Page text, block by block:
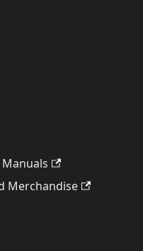
Manuals
Merchandise